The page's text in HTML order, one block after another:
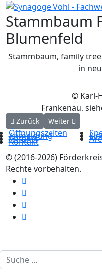
Stammbaum
Blumenfeld
Stammbaum, family
in
© Karl-
Frankenau,
Vorheriger Beitrag:
Zurück Nächster
Weiter
Öffnungszeiten
Anmeldung
Anfahrt
Kontakt
© (2016-2026)
Rechte vorbehalten.
Suchen